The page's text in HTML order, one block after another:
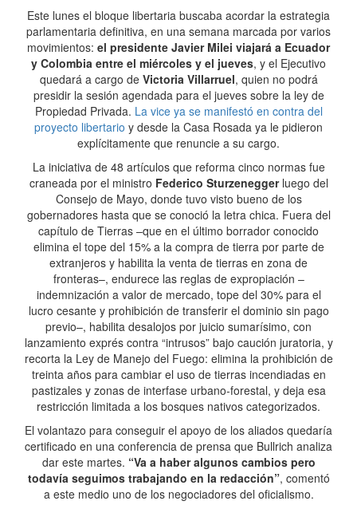
Este lunes el bloque libertaria buscaba acordar la estrategia
parlamentaria definitiva, en una semana marcada por varios
movimientos: el presidente Javier Milei viajará a Ecuador
y Colombia entre el miércoles y el jueves, y el Ejecutivo
quedará a cargo de Victoria Villarruel, quien no podrá
presidir la sesión agendada para el jueves sobre la ley de
Propiedad Privada. La vice ya se manifestó en contra del
proyecto libertario y desde la Casa Rosada ya le pidieron
explícitamente que renuncie a su cargo.
La iniciativa de 48 artículos que reforma cinco normas fue
craneada por el ministro Federico Sturzenegger luego del
Consejo de Mayo, donde tuvo visto bueno de los
gobernadores hasta que se conoció la letra chica. Fuera del
capítulo de Tierras –que en el último borrador conocido
elimina el tope del 15% a la compra de tierra por parte de
extranjeros y habilita la venta de tierras en zona de
fronteras–, endurece las reglas de expropiación –
indemnización a valor de mercado, tope del 30% para el
lucro cesante y prohibición de transferir el dominio sin pago
previo–, habilita desalojos por juicio sumarísimo, con
lanzamiento exprés contra “intrusos” bajo caución juratoria, y
recorta la Ley de Manejo del Fuego: elimina la prohibición de
treinta años para cambiar el uso de tierras incendiadas en
pastizales y zonas de interfase urbano-forestal, y deja esa
restricción limitada a los bosques nativos categorizados.
El volantazo para conseguir el apoyo de los aliados quedaría
certificado en una conferencia de prensa que Bullrich analiza
dar este martes. “Va a haber algunos cambios pero
todavía seguimos trabajando en la redacción”, comentó
a este medio uno de los negociadores del oficialismo.